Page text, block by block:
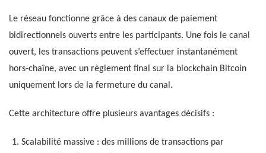
Le réseau fonctionne grâce à des canaux de paiement
bidirectionnels ouverts entre les participants. Une fois le canal
ouvert, les transactions peuvent s’effectuer instantanément
hors-chaîne, avec un règlement final sur la blockchain Bitcoin
uniquement lors de la fermeture du canal.
Cette architecture offre plusieurs avantages décisifs :
Scalabilité massive : des millions de transactions par